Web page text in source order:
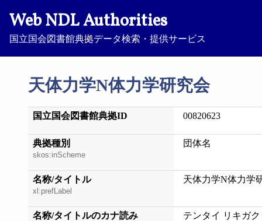
Web NDL Authorities
国立国会図書館典拠データ検索・提供サービス
天体力学N体力学研究会
国立国会図書館典拠ID 00820623
典拠種別
skos:inScheme
団体名
名称/タイトル
xl:prefLabel
天体力学N体力学
名称/タイトルのカナ読み テンタイ リキガ